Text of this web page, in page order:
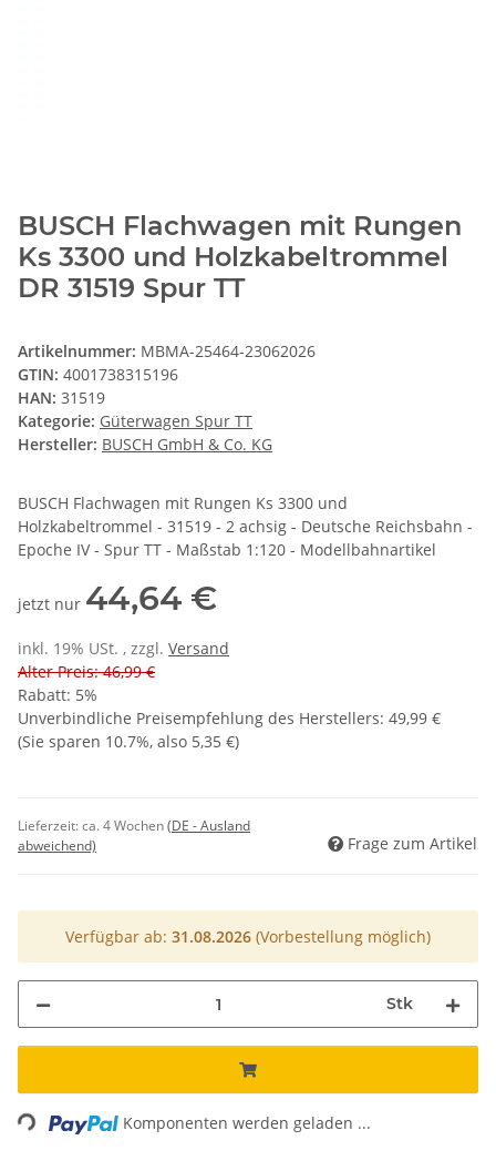
BUSCH Flachwagen mit Rungen
Ks 3300 und Holzkabeltrommel
DR 31519 Spur TT
Artikelnummer: MBMA-25464-23062026
GTIN: 4001738315196
HAN: 31519
Kategorie: Güterwagen Spur TT
Hersteller: BUSCH GmbH & Co. KG
BUSCH Flachwagen mit Rungen Ks 3300 und
Holzkabeltrommel - 31519 - 2 achsig - Deutsche Reichsbahn -
Epoche IV - Spur TT - Maßstab 1:120 - Modellbahnartikel
jetzt nur 44,64 €
inkl. 19% USt. , zzgl. Versand
Alter Preis: 46,99 €
Rabatt: 5%
Unverbindliche Preisempfehlung des Herstellers: 49,99 €
(Sie sparen 10.7%, also 5,35 €)
Lieferzeit:ca. 4 Wochen(DE - Ausland
abweichend)
Frage zum Artikel
Verfügbar ab: 31.08.2026 (Vorbestellung möglich)
Stk
Komponenten werden geladen ...